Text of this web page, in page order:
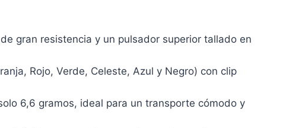
gran resistencia y un pulsador superior tallado en
Rojo, Verde, Celeste, Azul y Negro) con clip
6,6 gramos, ideal para un transporte cómodo y